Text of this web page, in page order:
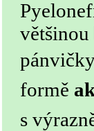
většinou
formě
s